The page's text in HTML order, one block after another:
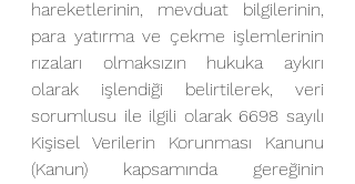
hareketlerinin, mevduat bilgilerinin,
para yatırma ve çekme işlemlerinin
rızaları olmaksızın hukuka aykırı
olarak işlendiği belirtilerek, veri
sorumlusu ile ilgili olarak 6698 sayılı
Kişisel Verilerin Korunması Kanunu
(Kanun) kapsamında gereğinin